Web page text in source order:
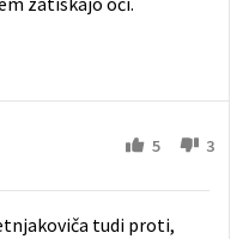
5 3
tudi proti,